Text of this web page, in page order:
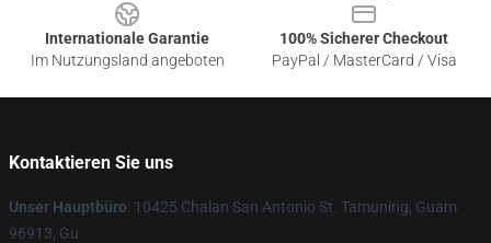
Internationale Garantie
Im Nutzungsland angeboten
100% Sicherer Checkout
PayPal / MasterCard / Visa
Kontaktieren Sie uns
Unser Hauptbüro: 10425 Chalan San Antonio St. Tamuning, Guam
96913, Gu